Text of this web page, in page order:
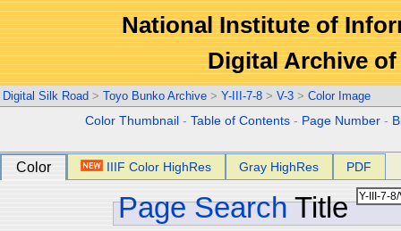
National Institute of
Digital Archive
Digital Silk Road > Toyo Bunko Archive > Y-III-7-8 > V-3 > Color Image
Color Thumbnail -Table of Contents - Page Number -
Color IIIF Color HighRes Gray HighRes PDF
Page Search Title